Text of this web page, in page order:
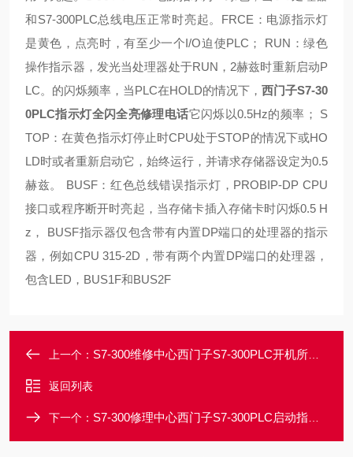
和S7-300PLC总线电压正常时亮起。FRCE：电源指示灯
是黄色，点亮时，有至少一个I/O迫使PLC； RUN：绿色
操作指示器，发光当处理器处于RUN，2赫兹时重新启动P
LC。的闪烁频率，当PLC在HOLD的情况下， 西门子S7-30
0PLC指示灯全闪全亮修理电话它闪烁以0.5Hz的频率； S
TOP：在黄色指示灯停止时CPU处于STOP的情况下或HO
LD时或者重新启动它，始终运行，并请求存储器设定为0.5
赫兹。 BUSF：红色总线错误指示灯，PROBIP-DP CPU
接口或程序断开时亮起，当存储卡插入存储卡时闪烁0.5 H
z， BUSF指示器仅包含带有内置DP端口的处理器的指示
器，例如CPU 315-2D，带有两个内置DP端口的处理器，
包含LED，BUS1F和BUS2F
上一个： S7-300维修中心西门子S7-300PLC开机所有指示灯全亮修理
返回列表
下一个： S7-300修理中心西门子S7-300PLC启动指示灯都不亮维修电话